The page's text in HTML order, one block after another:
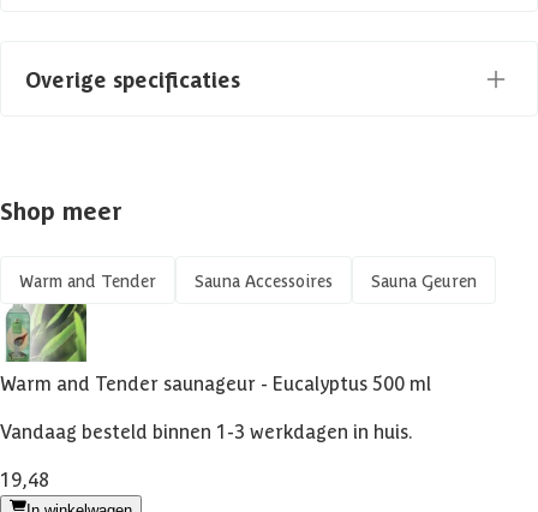
Overige specificaties
Shop meer
Warm and Tender Sauna Accessoires Sauna Geuren
Warm and Tender saunageur - Eucalyptus 500 ml
Vandaag besteld binnen 1-3 werkdagen in huis.
19,48